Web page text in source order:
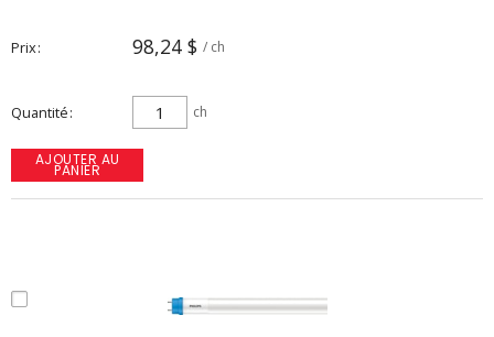
Prix 98,24 $ / ch
Quantité ch
AJOUTER AU
PANIER